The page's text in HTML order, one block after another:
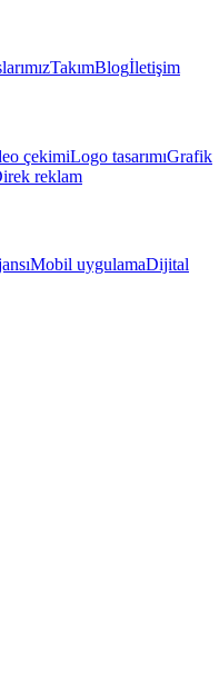
TakımBlogİletişim
çekimiLogo tasarımıGrafik
reklam
Mobil uygulamaDijital